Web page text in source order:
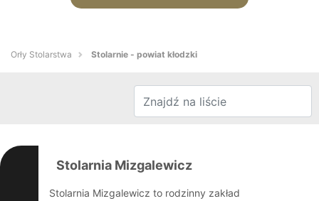
Orły Stolarstwa Stolarnie - powiat kłodzki
Stolarnia Mizgalewicz
Stolarnia Mizgalewicz to rodzinny zakład